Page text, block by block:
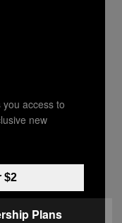
access to
new
$2
Plans